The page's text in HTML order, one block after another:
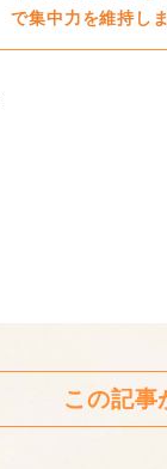
で集中力を維持し
この記事